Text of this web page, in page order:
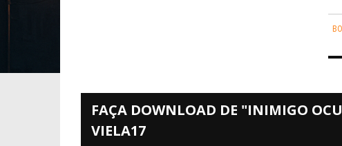
FAÇA DOWNLOAD DE "INIMIGO
VIELA17